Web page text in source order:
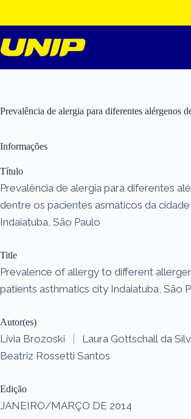
o
conteúdo
Prevalência de alergia para diferentes alérgenos
Informações
Título
Prevalência de alergia para diferentes
dentre os pacientes asmáticos da
Indaiatuba, São Paulo
Title
Prevalence of allergy to different
patients asthmatics city Indaiatuba, São
Autor(es)
Lívia Brozoski | Laura Gottschall da
Beatriz Rossetti Santos
Edição
JANEIRO/MARÇO DE 2014